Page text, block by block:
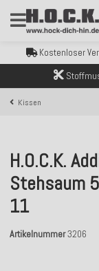
Kostenloser
Über
Kostenloser
Über
Sicher
Kostenloser
Kissen
H.O.C.K.
Stehsaum
11
Artikelnummer3206